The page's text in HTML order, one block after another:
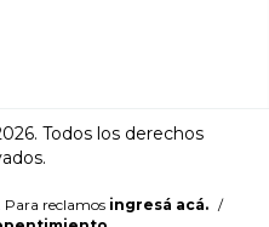
Todos los derechos
Para reclamos ingresá acá. /